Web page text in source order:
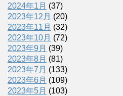
2024年1月 (37)
2023年12月 (20)
2023年11月 (32)
2023年10月 (72)
2023年9月 (39)
2023年8月 (81)
2023年7月 (133)
2023年6月 (109)
2023年5月 (103)